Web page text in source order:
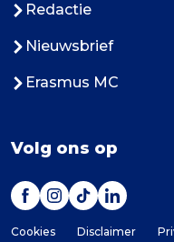
Redactie
Nieuwsbrief
Erasmus MC
Volg ons op
Cookies Disclaimer